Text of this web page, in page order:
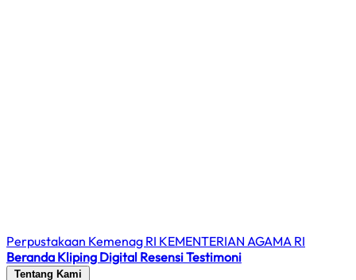
Perpustakaan Kemenag RI KEMENTERIAN AGAMA RI
Beranda Kliping Digital ResensiTestimoni
Tentang Kami